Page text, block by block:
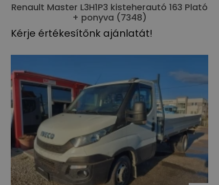
Renault Master L3H1P3 kisteherautó 163 Plató
+ ponyva (7348)
Kérje értékesítőnk ajánlatát!